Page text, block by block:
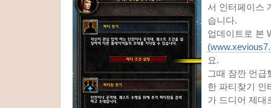
서 인터페이스
습니다.
업데이트로 본
요.
그때 잠깐 언급
한 파티찾기 인
가 드디어 제대